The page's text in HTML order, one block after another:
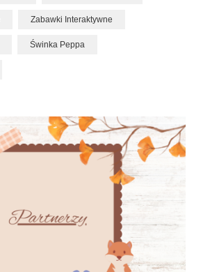
Zabawki Interaktywne
Świnka Peppa